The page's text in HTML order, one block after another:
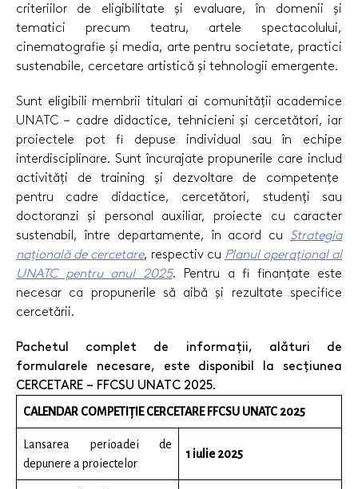
criteriilor de eligibilitate și evaluare, în domenii și
tematici precum teatru, artele spectacolului,
cinematografie și media, arte pentru societate, practici
sustenabile, cercetare artistică și tehnologii emergente.
Sunt eligibili membrii titulari ai comunității academice
UNATC – cadre didactice, tehnicieni și cercetători, iar
proiectele pot fi depuse individual sau în echipe
interdisciplinare. Sunt încurajate propunerile care includ
activități de training și dezvoltare de competențe
pentru cadre didactice, cercetători, studenți sau
doctoranzi și personal auxiliar, proiecte cu caracter
sustenabil, între departamente, în acord cu Strategia
națională de cercetare, respectiv cu Planul operațional al
UNATC pentru anul 2025. Pentru a fi finanțate este
necesar ca propunerile să aibă și rezultate specifice
cercetării.
Pachetul complet de informații, alături de
formularele necesare, este disponibil la secțiunea
CERCETARE – FFCSU UNATC 2025.
CALENDAR COMPETIȚIE CERCETARE FFCSU UNATC 2025
Lansarea perioadei de
depunere a proiectelor
1 iulie 2025